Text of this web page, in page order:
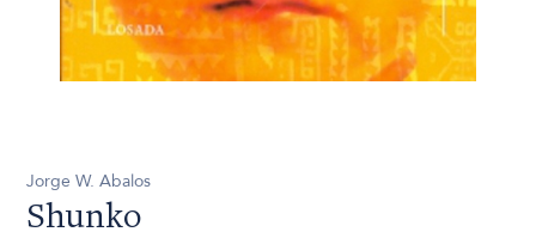
Jorge W. Abalos
Shunko